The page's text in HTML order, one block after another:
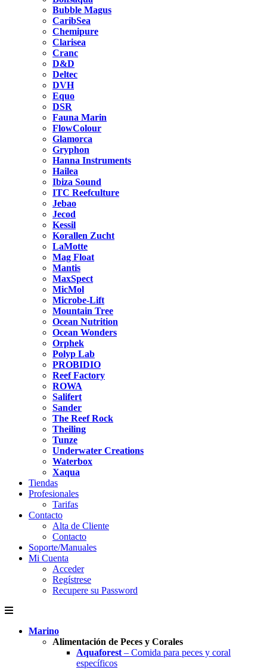
Bubble Magus
CaribSea
Chemipure
Clarisea
Cranc
D&D
Deltec
DVH
Equo
DSR
Fauna Marin
FlowColour
Glamorca
Gryphon
Hanna Instruments
Hailea
Ibiza Sound
ITC Reefculture
Jebao
Jecod
Kessil
Korallen Zucht
LaMotte
Mag Float
Mantis
MaxSpect
MicMol
Microbe-Lift
Mountain Tree
Ocean Nutrition
Ocean Wonders
Orphek
Polyp Lab
PROBIDIO
Reef Factory
ROWA
Salifert
Sander
The Reef Rock
Theiling
Tunze
Underwater Creations
Waterbox
Xaqua
Tiendas
Profesionales
Tarifas
Contacto
Alta de Cliente
Contacto
Soporte/Manuales
Mi Cuenta
Acceder
Regístrese
Recupere su Password
Marino
Alimentación de Peces y Corales
Aquaforest – Comida para peces y coral
específicos